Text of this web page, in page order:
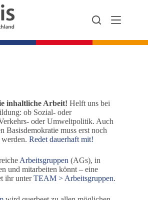
inhaltliche Arbeit! Helft uns bei
ob Sozial- oder
oder Umweltpolitik. Auch
Basisdemokratie muss erst noch
Redet dauerhaft mit!
Arbeitsgruppen (AGs), in
und mitarbeiten könnt – eine
ihr unterTEAM > Arbeitsgruppen.